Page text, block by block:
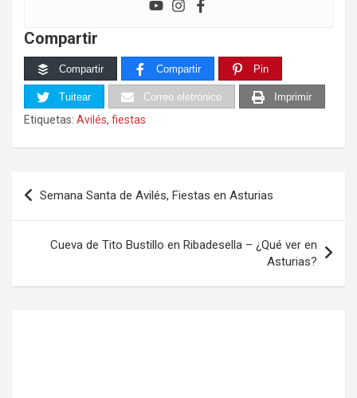
Compartir
Compartir Compartir Pin
Tuitear Correo eletrónico Imprimir
Etiquetas: Avilés, fiestas
Navegación
de
entradas
Semana Santa de Avilés, Fiestas en Asturias
Cueva de Tito Bustillo en Ribadesella – ¿Qué ver en
Asturias?